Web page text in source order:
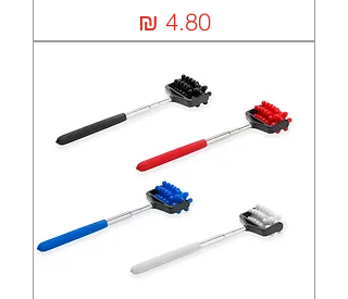
מחיר‏4.80 ‏₪